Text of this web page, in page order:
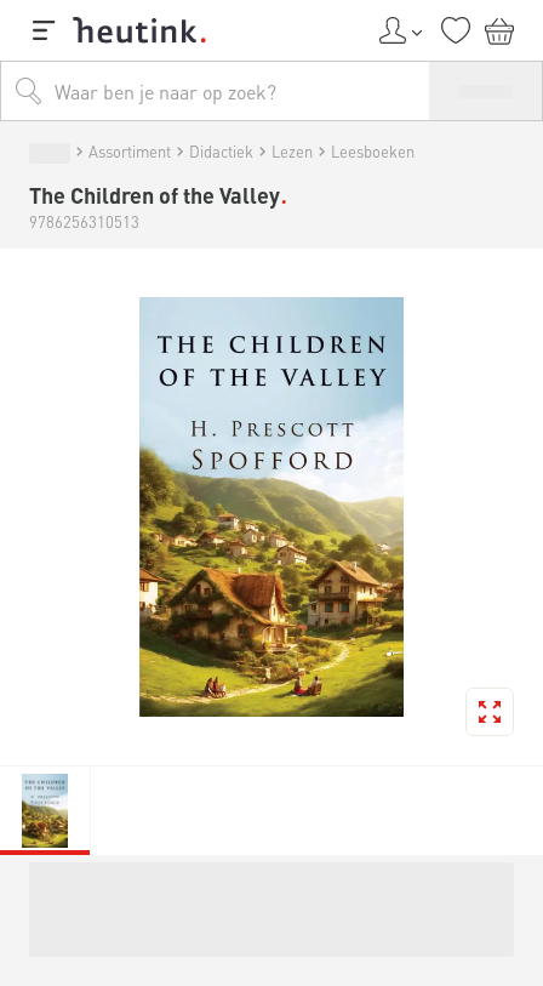
Assortiment Didactiek Lezen Leesboeken
The Children of the Valley
9786256310513